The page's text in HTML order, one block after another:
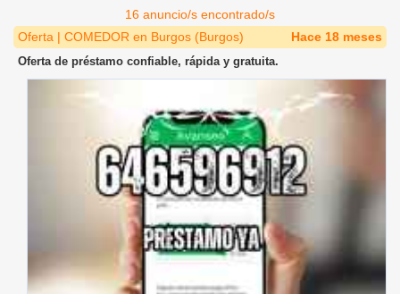
16 anuncio/s encontrado/s
Oferta | COMEDOR en Burgos (Burgos)
Hace 18 meses
Oferta de préstamo confiable, rápida y gratuita.